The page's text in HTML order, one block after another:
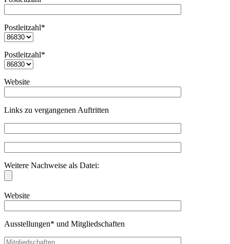
Postleitzahl*
Postleitzahl*
Website
Links zu vergangenen Auftritten
Weitere Nachweise als Datei:
Website
Ausstellungen* und Mitgliedschaften